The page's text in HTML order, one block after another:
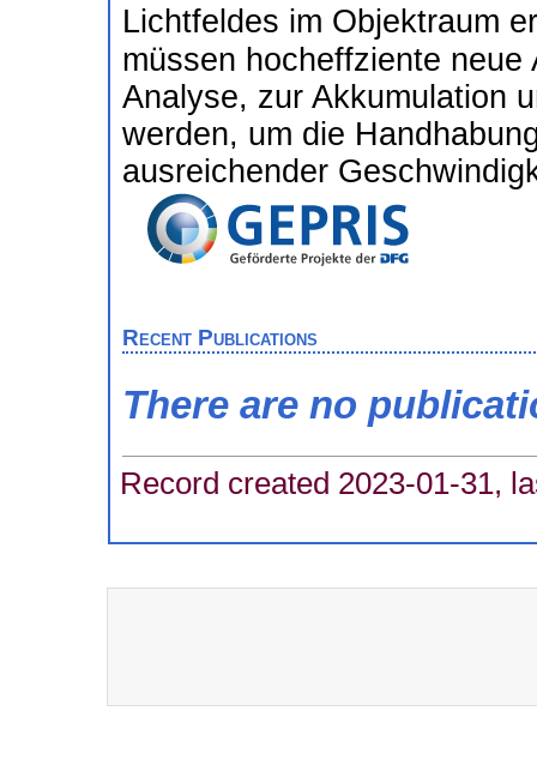
Lichtfeldes im Objektraum
müssen hocheffziente
Analyse, zur Akkumulation
werden, um die
ausreichender
Recent Publications
There are no
Record created 2023-01-31,